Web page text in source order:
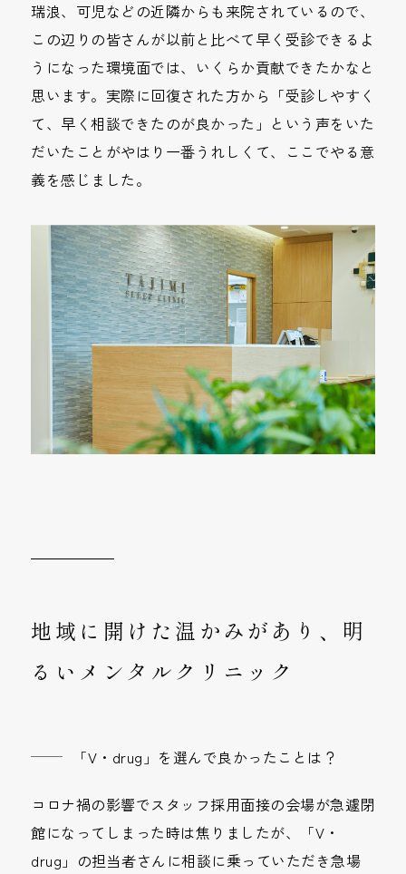
瑞浪、可児などの近隣からも来院されているので、
この辺りの皆さんが以前と比べて早く受診できるよ
うになった環境面では、いくらか貢献できたかなと
思います。実際に回復された方から「受診しやすく
て、早く相談できたのが良かった」という声をいた
だいたことがやはり一番うれしくて、ここでやる意
義を感じました。
地域に開けた温かみがあり、明
るいメンタルクリニック
「V・drug」を選んで良かったことは？
コロナ禍の影響でスタッフ採用面接の会場が急遽閉
館になってしまった時は焦りましたが、「V・
drug」の担当者さんに相談に乗っていただき急場